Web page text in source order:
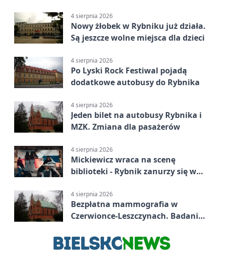
4 sierpnia 2026
Nowy żłobek w Rybniku już działa.
Są jeszcze wolne miejsca dla dzieci
4 sierpnia 2026
Po Lyski Rock Festiwal pojadą
dodatkowe autobusy do Rybnika
4 sierpnia 2026
Jeden bilet na autobusy Rybnika i
MZK. Zmiana dla pasażerów
4 sierpnia 2026
Mickiewicz wraca na scenę
biblioteki - Rybnik zanurzy się w
4 sierpnia 2026
Bezpłatna mammografia w
Czerwionce-Leszczynach. Badania